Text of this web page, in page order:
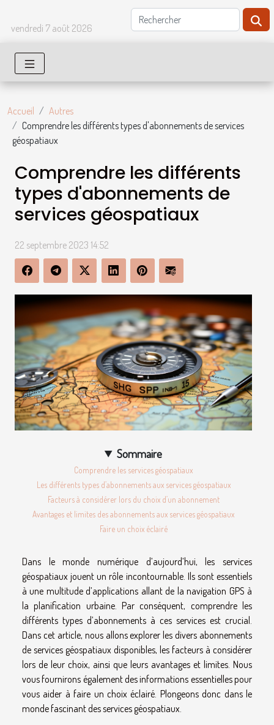
vendredi 7 août 2026
Accueil
Autres
Comprendre les différents types d'abonnements de services
géospatiaux
Comprendre les différents
types d'abonnements de
services géospatiaux
22 septembre 2023 14:52
Sommaire
Comprendre les services géospatiaux
Les différents types d’abonnements aux services géospatiaux
Facteurs à considérer lors du choix d’un abonnement
Avantages et limites des abonnements aux services géospatiaux
Faire un choix éclairé
Dans le monde numérique d’aujourd’hui, les services
géospatiaux jouent un rôle incontournable. Ils sont essentiels
à une multitude d’applications allant de la navigation GPS à
la planification urbaine. Par conséquent, comprendre les
différents types d’abonnements à ces services est crucial.
Dans cet article, nous allons explorer les divers abonnements
de services géospatiaux disponibles, les facteurs à considérer
lors de leur choix, ainsi que leurs avantages et limites. Nous
vous fournirons également des informations essentielles pour
vous aider à faire un choix éclairé. Plongeons donc dans le
monde fascinant des services géospatiaux.